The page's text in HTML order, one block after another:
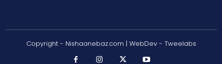
Copyright - Nishaanebaz.com | WebDev - Tweelabs